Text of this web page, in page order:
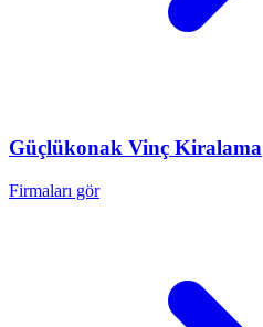
Güçlükonak Vinç Kiralama
Firmaları gör